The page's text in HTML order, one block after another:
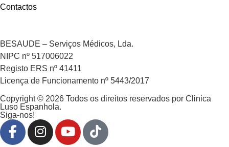
Contactos
BESAUDE – Serviços Médicos, Lda.
NIPC nº 517006022
Registo ERS nº 41411
Licença de Funcionamento nº 5443/2017
Copyright © 2026 Todos os direitos reservados por Clinica
Luso Espanhola.
Siga-nos!